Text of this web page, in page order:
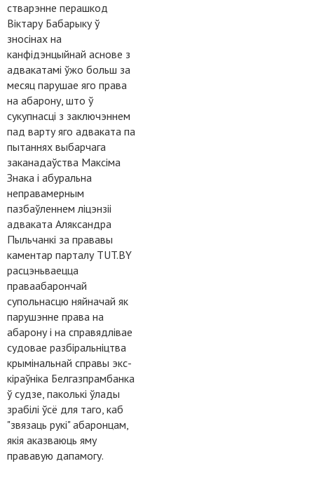
стварэнне перашкод
Віктару Бабарыку ў
зносінах на
канфідэнцыйнай аснове з
адвакатамі ўжо больш за
месяц парушае яго права
на абарону, што ў
сукупнасці з заключэннем
пад варту яго адваката па
пытаннях выбарчага
заканадаўства Максіма
Знака і абуральна
неправамерным
пазбаўленнем ліцэнзіі
адваката Аляксандра
Пыльчанкі за прававы
каментар парталу TUT.BY
расцэньваецца
праваабарончай
супольнасцю няйначай як
парушэнне права на
абарону і на справядлівае
судовае разбіральніцтва
крымінальнай справы экс-
кіраўніка Белгазпрамбанка
ў судзе, паколькі ўлады
зрабілі ўсё для таго, каб
"звязаць рукі" абаронцам,
якія аказваюць яму
прававую дапамогу.